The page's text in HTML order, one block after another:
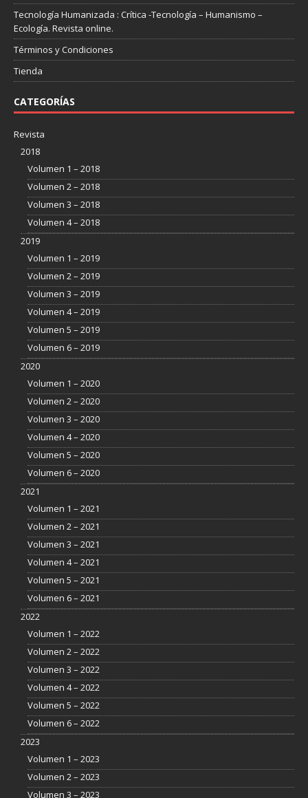
Tecnología Humanizada : Crítica -Tecnología – Humanismo –
Ecología. Revista online.
Términos y Condiciones
Tienda
CATEGORÍAS
Revista
2018
Volumen 1 – 2018
Volumen 2 – 2018
Volumen 3 – 2018
Volumen 4 – 2018
2019
Volumen 1 – 2019
Volumen 2 – 2019
Volumen 3 – 2019
Volumen 4 – 2019
Volumen 5 – 2019
Volumen 6 – 2019
2020
Volumen 1 – 2020
Volumen 2 – 2020
Volumen 3 – 2020
Volumen 4 – 2020
Volumen 5 – 2020
Volumen 6 – 2020
2021
Volumen 1 – 2021
Volumen 2 – 2021
Volumen 3 – 2021
Volumen 4 – 2021
Volumen 5 – 2021
Volumen 6 – 2021
2022
Volumen 1 – 2022
Volumen 2 – 2022
Volumen 3 – 2022
Volumen 4 – 2022
Volumen 5 – 2022
Volumen 6 – 2022
2023
Volumen 1 – 2023
Volumen 2 – 2023
Volumen 3 – 2023